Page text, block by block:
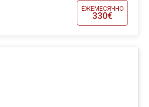
ЕЖЕМЕСЯЧНО
330€